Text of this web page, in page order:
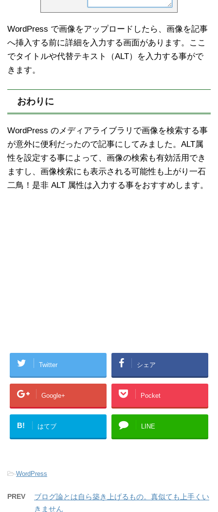
WordPress で画像をアップロードしたら、画像を記事
へ挿入する前に詳細を入力する画面があります。ここ
でタイトルや代替テキスト（ALT）を入力する事がで
きます。
おわりに
WordPress のメディアライブラリで画像を検索する事
が意外に便利だったので記事にしてみました。ALT属
性を設定する事によって、画像の検索も有効活用でき
ますし、画像検索にも表示される可能性も上がり一石
二鳥！是非 ALT 属性は入力する事をおすすめします。
Twitter シェア
Google+ Pocket
B! はてブ LINE
-WordPress
PREV
ブログ論とは自ら築き上げるもの。真似ても上手くい
きません